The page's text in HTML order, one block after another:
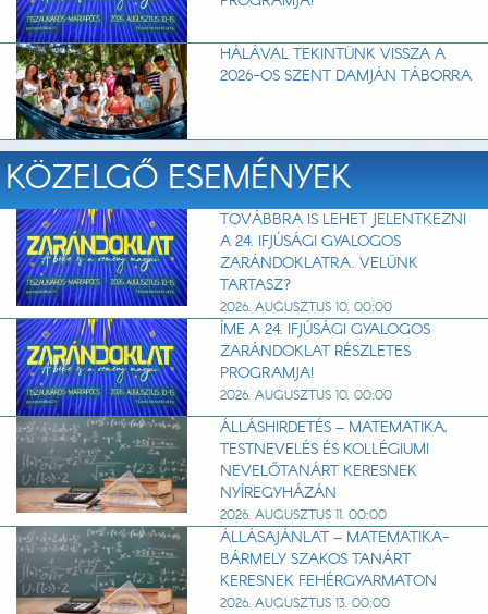
HÁLÁVAL TEKINTÜNK VISSZA A
2026-OS SZENT DAMJÁN TÁBORRA
KÖZELGŐ ESEMÉNYEK
TOVÁBBRA IS LEHET JELENTKEZNI
A 24. IFJÚSÁGI GYALOGOS
ZARÁNDOKLATRA. VELÜNK
TARTASZ?
2026. AUGUSZTUS 10. 00:00
ÍME A 24. IFJÚSÁGI GYALOGOS
ZARÁNDOKLAT RÉSZLETES
PROGRAMJA!
2026. AUGUSZTUS 10. 00:00
ÁLLÁSHIRDETÉS – MATEMATIKA,
TESTNEVELÉS ÉS KOLLÉGIUMI
NEVELŐTANÁRT KERESNEK
NYÍREGYHÁZÁN
2026. AUGUSZTUS 11. 00:00
ÁLLÁSAJÁNLAT – MATEMATIKA-
BÁRMELY SZAKOS TANÁRT
KERESNEK FEHÉRGYARMATON
2026. AUGUSZTUS 13. 00:00